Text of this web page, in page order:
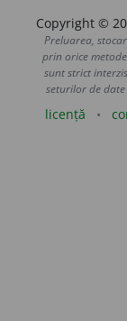
Copyright ©
Preluarea,
prin orice
sunt strict
seturilor de
licență